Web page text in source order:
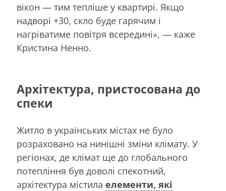
вікон — тим тепліше у квартирі. Якщо
надворі +30, скло буде гарячим і
нагріватиме повітря всередині», — каже
Кристина Ненно.
Архітектура, пристосована до
спеки
Житло в українських містах не було
розраховано на нинішні зміни клімату. У
регіонах, де клімат ще до глобального
потепління був доволі спекотний,
архітектура містила елементи, які